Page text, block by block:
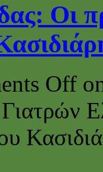
Οι
Off